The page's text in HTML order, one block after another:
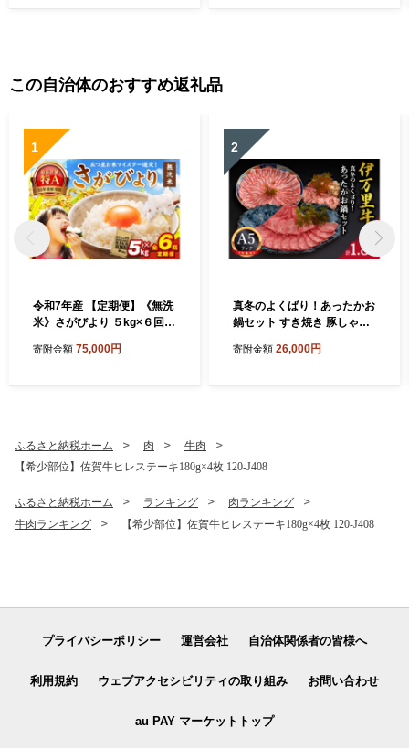
この自治体のおすすめ返礼品
1
令和7年産 【定期便】《無洗
米》さがびより ５kg×６回
寄附金額 75,000円
2
真冬のよくばり！あったかお
鍋セット すき焼き 豚しゃぶ
寄附金額 26,000円
ふるさと納税ホーム 肉
牛肉
【希少部位】佐賀牛ヒレステーキ180g×4枚 120-J408
ふるさと納税ホーム ランキング
肉ランキング
牛肉ランキング
【希少部位】佐賀牛ヒレステーキ180g×4枚 120-J408
プライバシーポリシー 運営会社 自治体関係者の皆様へ
利用規約 ウェブアクセシビリティの取り組み お問い合わせ
au PAY マーケットトップ